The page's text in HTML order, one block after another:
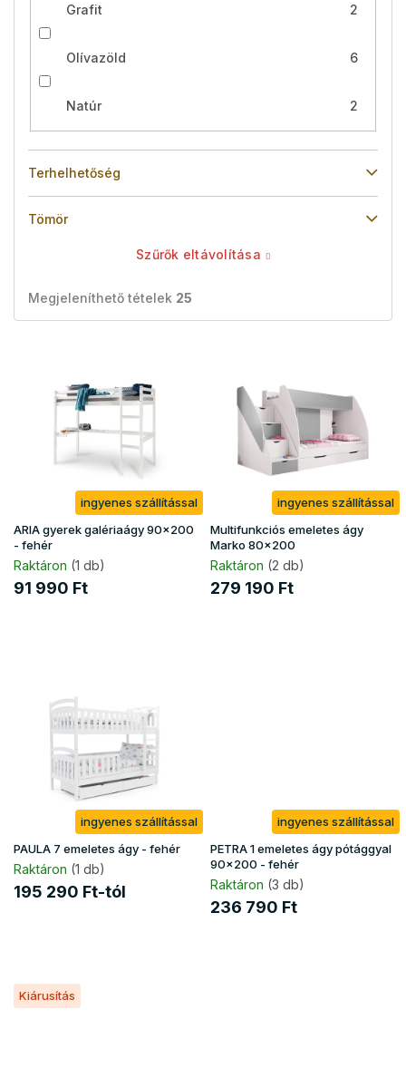
Grafit 2
Olívazöld 6
Natúr 2
Terhelhetőség
Tömör
Szűrők eltávolítása
Megjeleníthető tételek 25
i
s
t
á
ingyenes szállítással
ARIA gyerek galériaágy 90x200
- fehér
Raktáron (1 db)
91 990 Ft
ingyenes szállítással
Multifunkciós emeletes ágy
Marko 80x200
Raktáron (2 db)
279 190 Ft
ingyenes szállítással
PAULA 7 emeletes ágy - fehér
Raktáron (1 db)
195 290 Ft-tól
ingyenes szállítással
PETRA 1 emeletes ágy pótággyal
90x200 - fehér
Raktáron (3 db)
236 790 Ft
Kiárusítás